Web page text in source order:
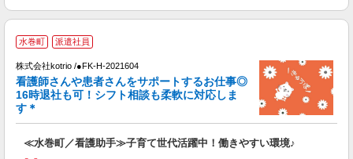
水巻町 派遣社員
株式会社kotrio /●FK-H-2021604
看護師さんや患者さんをサポートするお仕事◎
16時退社も可！シフト相談も柔軟に対応しま
す＊
≪水巻町／看護助手≫子育て世代活躍中！働きやすい環境♪